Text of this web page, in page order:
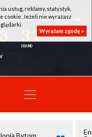
QEMETICA NOTEĆ INOWROCŁAW
31
usług, reklamy, statystyk.
cookie. Jeżeli nie wyrażasz
Wyrażam zgodę »